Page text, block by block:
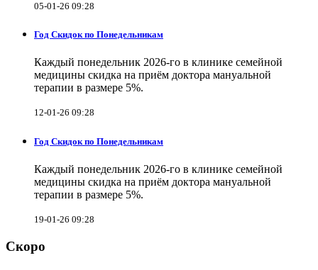
05-01-26 09:28
Год Скидок по Понедельникам
Каждый понедельник 2026-го в клинике семейной
медицины скидка на приём доктора мануальной
терапии в размере 5%.
12-01-26 09:28
Год Скидок по Понедельникам
Каждый понедельник 2026-го в клинике семейной
медицины скидка на приём доктора мануальной
терапии в размере 5%.
19-01-26 09:28
Скоро